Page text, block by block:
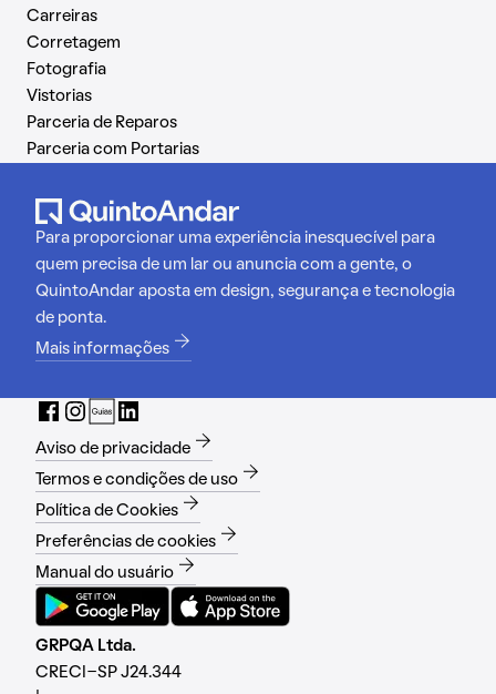
Carreiras
Corretagem
Fotografia
Vistorias
Parceria de Reparos
Parceria com Portarias
Para proporcionar uma experiência inesquecível para
quem precisa de um lar ou anuncia com a gente, o
QuintoAndar aposta em design, segurança e tecnologia
de ponta.
Mais informações
Aviso de privacidade
Termos e condições de uso
Política de Cookies
Preferências de cookies
Manual do usuário
GRPQA Ltda.
CRECI-SP J24.344